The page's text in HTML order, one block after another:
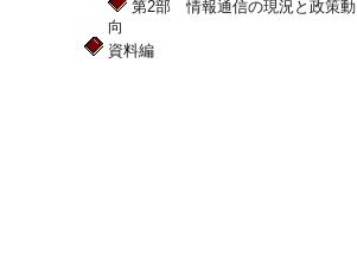
第2部 情報通信の現況と政策動
向
資料編